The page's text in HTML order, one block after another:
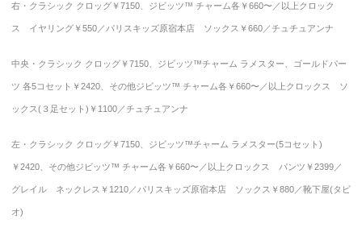
めなバレエコア
コーデに辛さを
− 問い合わ
せ先
右・クラシック クロッグ￥7150、ジビッツ™ チャーム各￥660〜／以上クロック
ス イヤリング￥550／パリスキッズ原宿本店 ソックス￥660／チュチュアンナ
中央・クラシック クロッグ￥7150、ジビッツ™チャーム ラメスター、ゴールドパー
ツ 各5コセット￥2420、その他ジビッツ™ チャーム各￥660〜／以上クロックス ソ
ックス(３足セット)￥1100／チュチュアンナ
左・クラシック クロッグ￥7150、ジビッツ™チャーム ラメスター(5コセット)
￥2420、その他ジビッツ™ チャーム各￥660〜／以上クロックス パンツ￥2399／
グレイル ネックレス￥1210／パリスキッズ原宿本店 ソックス￥880／靴下屋(タビ
オ)